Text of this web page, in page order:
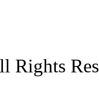
Rights